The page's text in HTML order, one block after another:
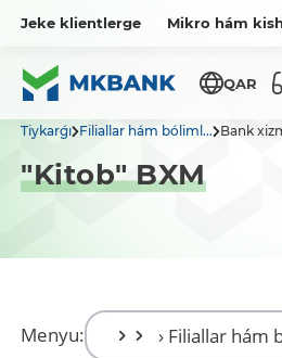
Jeke klientlerge Mikro hám
QAR
Tiykarǵı Filiallar hám bóliml... Bank
"Kitob" BXM
Menyu: